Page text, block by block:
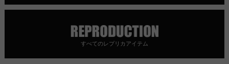
すべてのレプリカアイテム